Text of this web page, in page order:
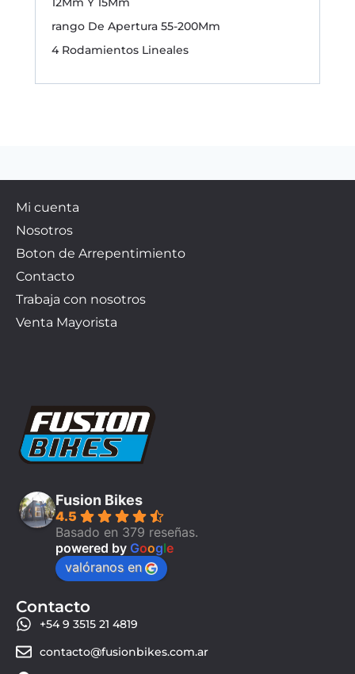
rango De Apertura 55-200Mm
4 Rodamientos Lineales
Mi cuenta
Nosotros
Boton de Arrepentimiento
Contacto
Trabaja con nosotros
Venta Mayorista
Fusion Bikes
4.5
Basado en 379 reseñas.
powered by Google
valóranos en
Contacto
+54 9 3515 21 4819
contacto@fusionbikes.com.ar